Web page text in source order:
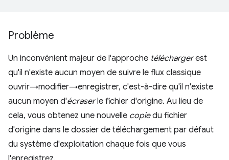
Problème
Un inconvénient majeur de l'approche téléchargerest
qu'il n'existe aucun moyen de suivre le flux classique
ouvrir→modifier→enregistrer, c'est-à-dire qu'il n'existe
aucun moyen d'écraserle fichier d'origine. Au lieu de
cela, vous obtenez une nouvelle copiedu fichier
d'origine dans le dossier de téléchargement par défaut
du système d'exploitation chaque fois que vous